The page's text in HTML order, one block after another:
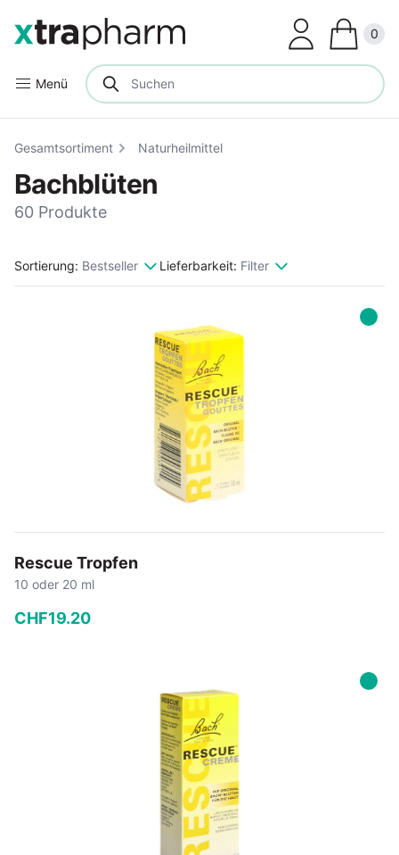
Menü
0
Gesamtsortiment Naturheilmittel
Bachblüten
60 Produkte
Sortierung: Bestseller Lieferbarkeit: Filter
Rescue Tropfen
10 oder 20 ml
CHF19.20
In den Warenkorb